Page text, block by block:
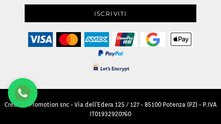
ISCRIVITI
Creative Promotion snc - Via dell'Edera 125 / 127 - 85100 Potenza (PZ) - P.IVA
IT01932920760